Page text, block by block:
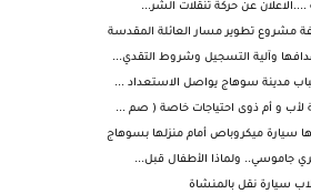
....الاعلان عن حركة تنقلات الشر...
وآلية التسجيل وشروط التقدي...
مدينة سوهاج يواصل الاستعداد ...
ميكروباص أمام منزلها بسوهاج
جاموسي.. ولماذا الأطفال قبل...
سيارة نقل بالمنشاة